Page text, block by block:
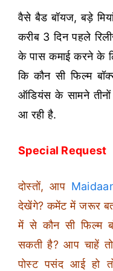
वैसे बैड बॉयज, बड़े
करीब 3 दिन पहले
के पास कमाई करने के
कि कौन सी फिल्म
ऑडियंस के सामने
आ रही है.
Special Request
दोस्तों, आप
देखेंगे? कमेंट में जरूर
में से कौन सी फिल्म
सकती है? आप चाहें
पोस्ट पसंद आई हो